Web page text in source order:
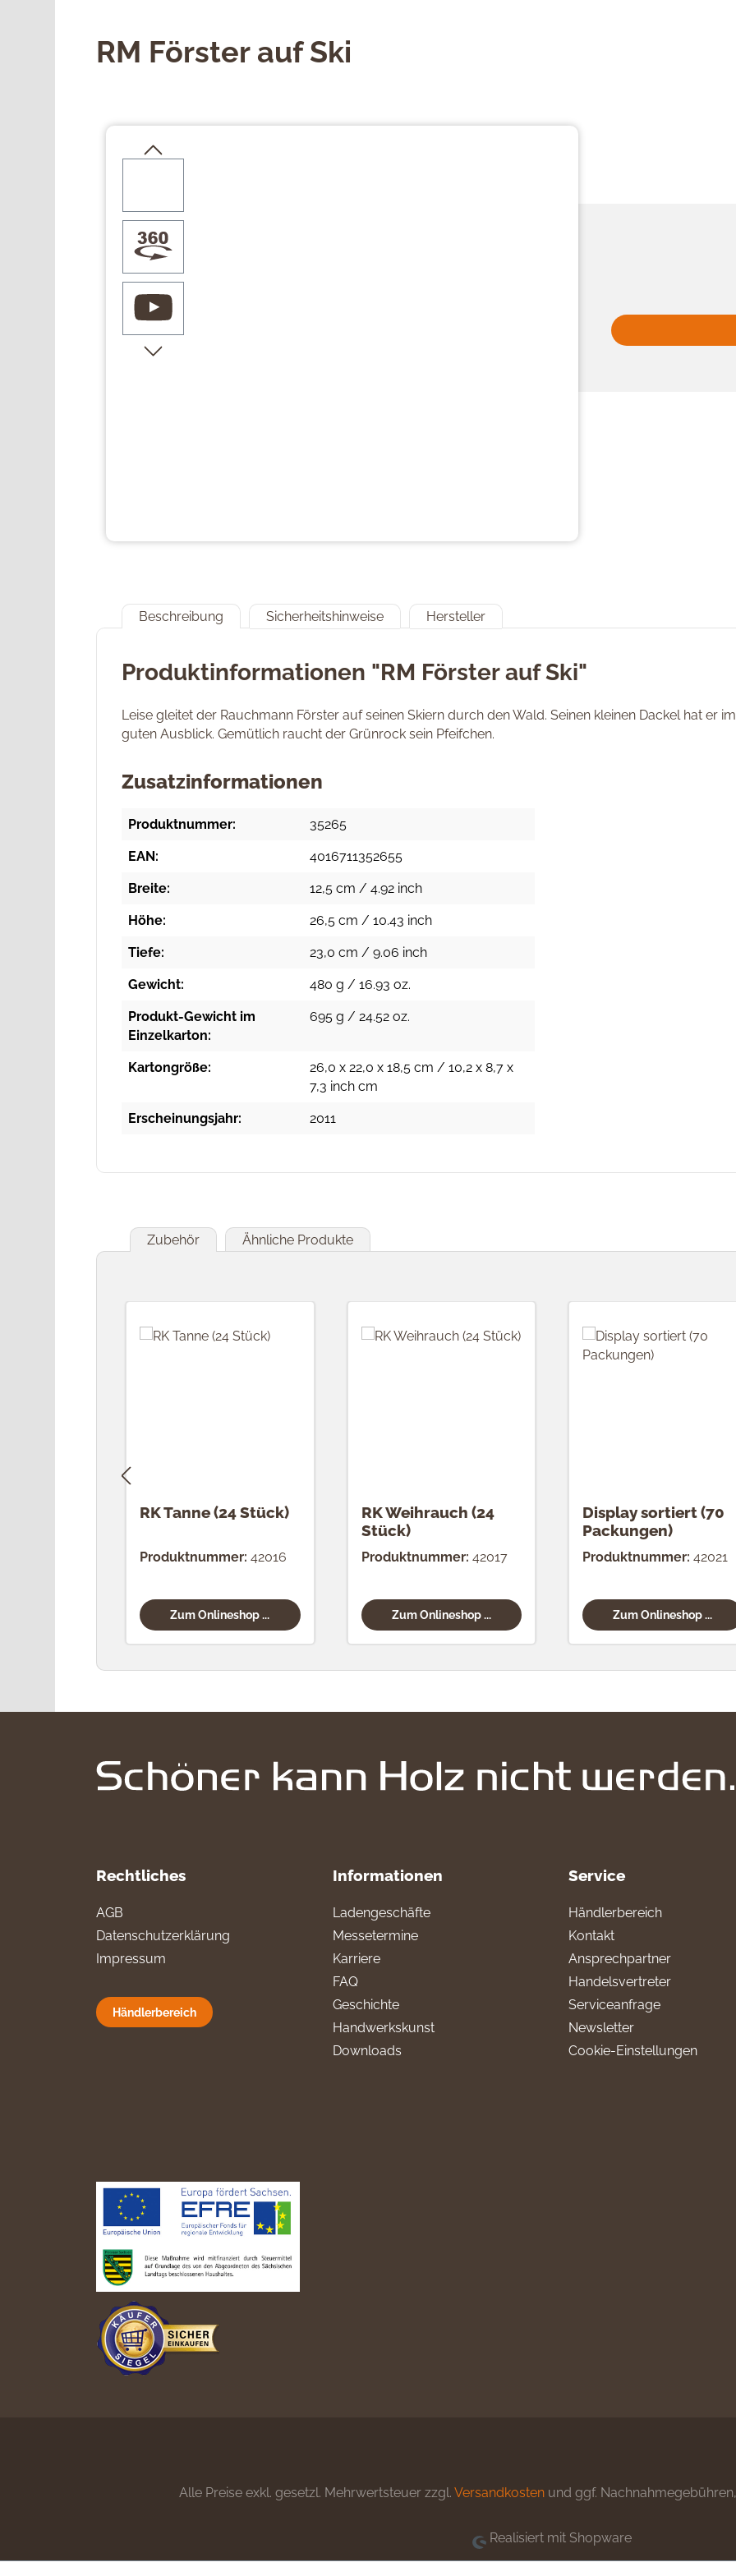
RM Förster auf Ski
Beschreibung Sicherheitshinweise Hersteller
Produktinformationen "RM Förster auf Ski"
Leise gleitet der Rauchmann Förster auf seinen Skiern durch den Wald. Seinen kleinen Dackel hat er
guten Ausblick. Gemütlich raucht der Grünrock sein Pfeifchen.
Zusatzinformationen
Produktnummer: 35265
EAN: 4016711352655
Breite: 12,5 cm / 4.92 inch
Höhe: 26,5 cm / 10.43 inch
Tiefe: 23,0 cm / 9.06 inch
Gewicht: 480 g / 16.93 oz.
Produkt-Gewicht im
Einzelkarton:
695 g / 24.52 oz.
Kartongröße:
26,0 x 22,0 x 18,5 cm / 10,2 x 8,7 x
7,3 inch cm
Erscheinungsjahr: 2011
Zubehör Ähnliche Produkte
RK Tanne (24 Stück)
Produktnummer: 42016
Zum Onlineshop ...
RK Weihrauch (24
Stück)
Produktnummer: 42017
Zum Onlineshop ...
Display sortiert (70
Packungen)
Produktnummer: 42021
Zum Onlineshop ...
Rechtliches
AGB
Datenschutzerklärung
Impressum
Händlerbereich
Informationen
Ladengeschäfte
Messetermine
Karriere
FAQ
Geschichte
Handwerkskunst
Downloads
Service
Händlerbereich
Kontakt
Ansprechpartner
Handelsvertreter
Serviceanfrage
Newsletter
Cookie-Einstellungen
Alle Preise exkl. gesetzl. Mehrwertsteuer zzgl. Versandkosten und ggf.
Realisiert mit Shopware